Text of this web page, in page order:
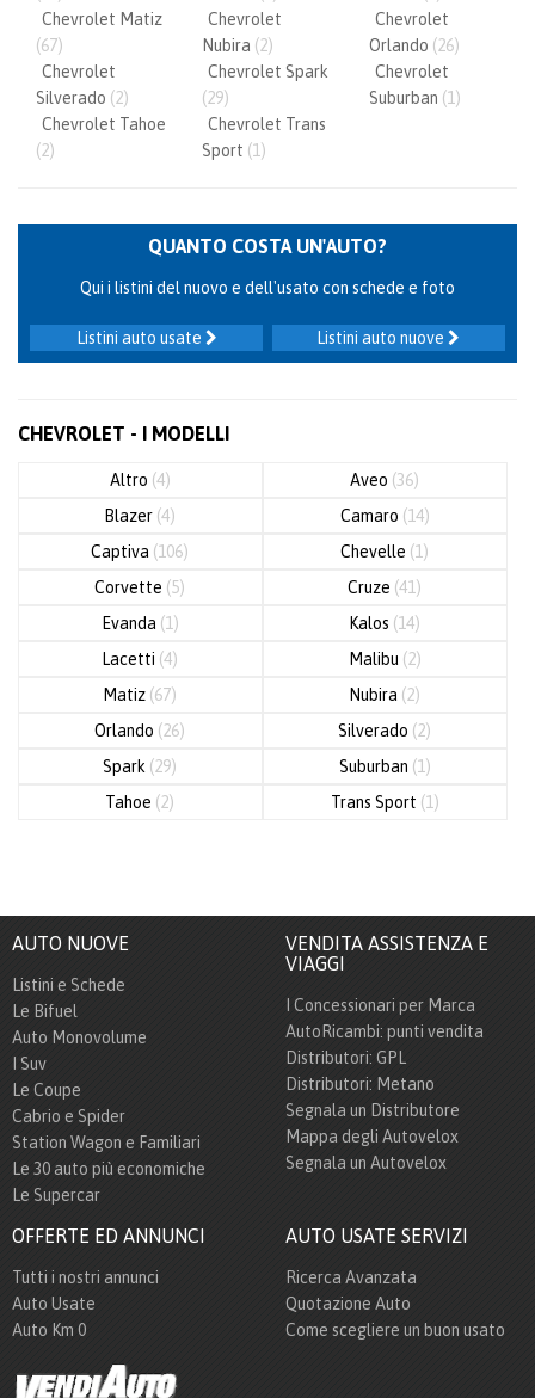
Chevrolet Matiz
(67)
Chevrolet
Nubira (2)
Chevrolet
Orlando (26)
Chevrolet
Silverado (2)
Chevrolet Spark
(29)
Chevrolet
Suburban (1)
Chevrolet Tahoe
(2)
Chevrolet Trans
Sport (1)
QUANTO COSTA UN'AUTO?
Qui i listini del nuovo e dell'usato con schede e foto
Listini auto nuove
Listini auto usate
CHEVROLET - I MODELLI
Altro (4) Aveo (36)
Blazer (4) Camaro (14)
Captiva (106) Chevelle (1)
Corvette (5) Cruze (41)
Evanda (1) Kalos (14)
Lacetti (4) Malibu (2)
Matiz (67) Nubira (2)
Orlando (26) Silverado (2)
Spark (29) Suburban (1)
Tahoe (2) Trans Sport (1)
AUTO NUOVE
Listini e Schede
Le Bifuel
Auto Monovolume
I Suv
Le Coupe
Cabrio e Spider
Station Wagon e Familiari
Le 30 auto più economiche
Le Supercar
VENDITA ASSISTENZA E
VIAGGI
I Concessionari per Marca
AutoRicambi: punti vendita
Distributori: GPL
Distributori: Metano
Segnala un Distributore
Mappa degli Autovelox
Segnala un Autovelox
OFFERTE ED ANNUNCI
Tutti i nostri annunci
Auto Usate
Auto Km 0
AUTO USATE SERVIZI
Ricerca Avanzata
Quotazione Auto
Come scegliere un buon usato